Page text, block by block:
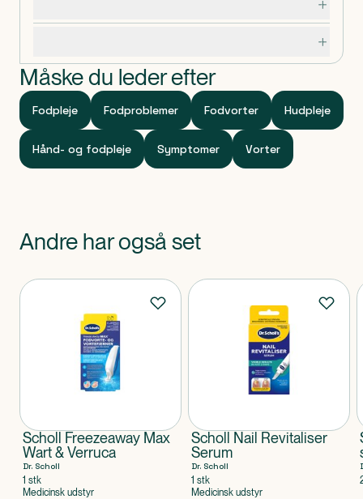
Må ikke anvendes af børn under 4 år, og skal
opbevares utilgængeligt for børn.
Måske du leder efter
Fodpleje Fodproblemer Fodvorter Hudpleje
Hånd- og fodpleje Symptomer Vorter
Andre har også set
Produkter
Scholl Freezeaway Max
Wart & Verruca
Dr. Scholl
1 stk
Medicinsk udstyr
Scholl Nail Revitaliser
Serum
Dr. Scholl
1 stk
Medicinsk udstyr